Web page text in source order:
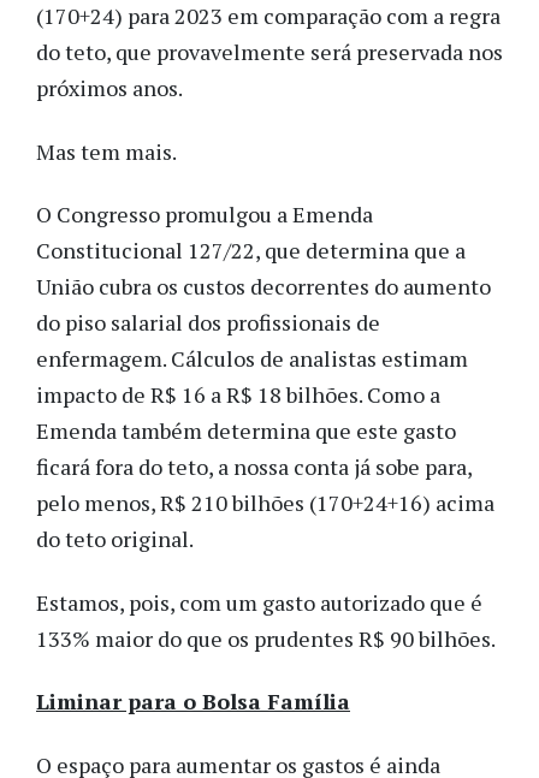
(170+24) para 2023 em comparação com a regra
do teto, que provavelmente será preservada nos
próximos anos.
Mas tem mais.
O Congresso promulgou a Emenda
Constitucional 127/22, que determina que a
União cubra os custos decorrentes do aumento
do piso salarial dos profissionais de
enfermagem. Cálculos de analistas estimam
impacto de R$ 16 a R$ 18 bilhões. Como a
Emenda também determina que este gasto
ficará fora do teto, a nossa conta já sobe para,
pelo menos, R$ 210 bilhões (170+24+16) acima
do teto original.
Estamos, pois, com um gasto autorizado que é
133% maior do que os prudentes R$ 90 bilhões.
Liminar para o Bolsa Família
O espaço para aumentar os gastos é ainda